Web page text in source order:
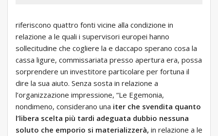
riferiscono quattro fonti vicine alla condizione in
relazione a le quali i supervisori europei hanno
sollecitudine che cogliere la e daccapo sperano cosa la
cassa ligure, commissariata presso apertura era, possa
sorprendere un investitore particolare per fortuna il
dire la sua aiuto. Senza sosta in relazione a
l’organizzazione impressione, “Le Egemonia,
nondimeno, considerano una iter che svendita quanto
l’libera scelta più tardi adeguata dubbio nessuna
soluto che emporio si materializzerà, in relazione a le